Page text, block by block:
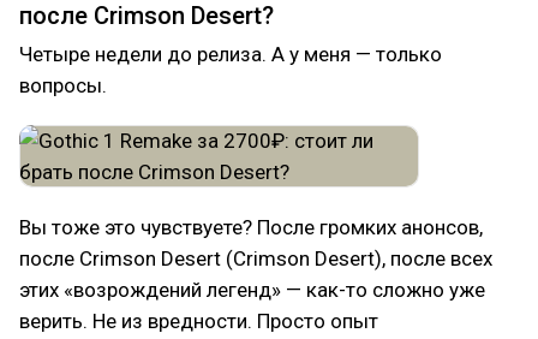
после Crimson Desert?
Четыре недели до релиза. А у меня — только
вопросы.
Вы тоже это чувствуете? После громких анонсов,
после Crimson Desert (Crimson Desert), после всех
этих «возрождений легенд» — как-то сложно уже
верить. Не из вредности. Просто опыт